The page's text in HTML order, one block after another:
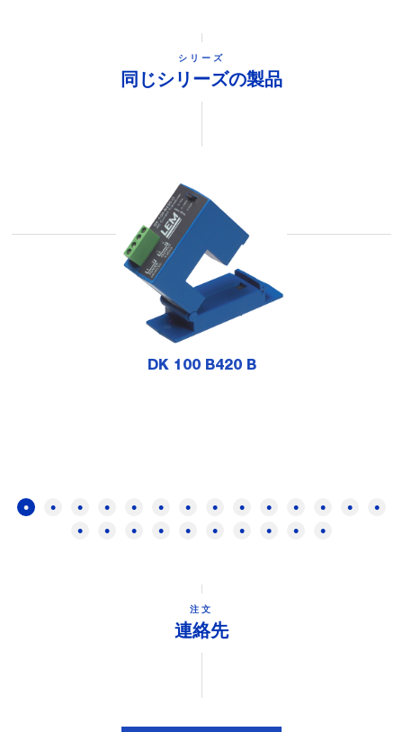
シリーズ
同じシリーズの製品
DK 100 B420 B
注文
連絡先